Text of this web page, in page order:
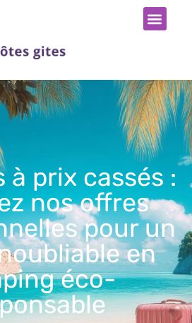
à prix cassés :
nos offres
pour un
en
éco-